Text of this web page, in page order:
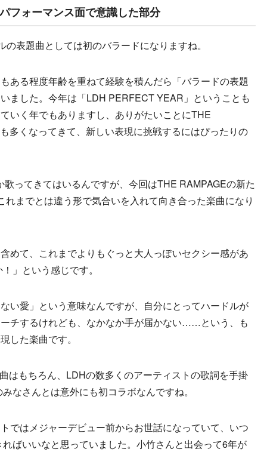
フォーマンス面で意識した部分
表題曲としては初のバラードになりますね。
ある程度年齢を重ねて経験を積んだら「バラードの表題
ました。今年は「LDH PERFECT YEAR」ということも
いく年でもありますし、ありがたいことにTHE
多くなってきて、新しい表現に挑戦するにはぴったりの
ってきてはいるんですが、今回はTHE RAMPAGEの新た
までとは違う形で気合いを入れて向き合った楽曲になり
めて、これまでよりもぐっと大人っぽいセクシー感があ
」という感じです。
い愛」という意味なんですが、自分にとってハードルが
チするけれども、なかなか手が届かない……という、も
した楽曲です。
はもちろん、LDHの数多くのアーティストの歌詞を手掛
なさんとは意外にも初コラボなんですね。
ではメジャーデビュー前からお世話になっていて、いつ
ばいいなと思っていました。小竹さんと出会って6年が